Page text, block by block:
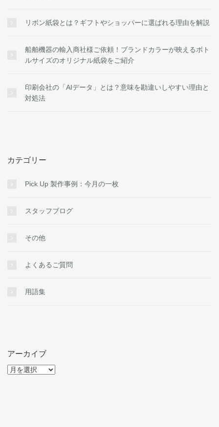
リボン紙袋とは？ギフトやショッパーに選ばれる理由を解説
船舶機器の輸入商社様ご依頼！ブランドカラーが映えるボト
ルサイズのオリジナル紙袋をご紹介
印刷会社の「AIデータ」とは？意味を勘違いしやすい理由と
対処法
カテゴリー
Pick Up 製作事例：今月の一枚
スタッフブログ
その他
よくあるご質問
用語集
アーカイブ
ア